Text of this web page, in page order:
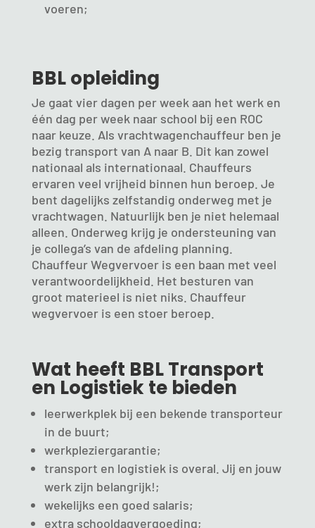
voeren;
BBL opleiding
Je gaat vier dagen per week aan het werk en
één dag per week naar school bij een ROC
naar keuze. Als vrachtwagenchauffeur ben je
bezig transport van A naar B. Dit kan zowel
nationaal als internationaal. Chauffeurs
ervaren veel vrijheid binnen hun beroep. Je
bent dagelijks zelfstandig onderweg met je
vrachtwagen. Natuurlijk ben je niet helemaal
alleen. Onderweg krijg je ondersteuning van
je collega’s van de afdeling planning.
Chauffeur Wegvervoer is een baan met veel
verantwoordelijkheid. Het besturen van
groot materieel is niet niks. Chauffeur
wegvervoer is een stoer beroep.
Wat heeft BBL Transport
en Logistiek te bieden
leerwerkplek bij een bekende transporteur
in de buurt;
werkpleziergarantie;
transport en logistiek is overal. Jij en jouw
werk zijn belangrijk!;
wekelijks een goed salaris;
extra schooldagvergoeding;